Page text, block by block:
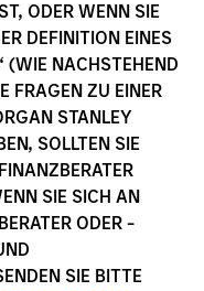
ODER WENN SIE
DEFINITION EINES
(WIE NACHSTEHEND
FRAGEN ZU EINER
STANLEY
SOLLTEN SIE
SIE SICH AN
ODER -
SIE BITTE